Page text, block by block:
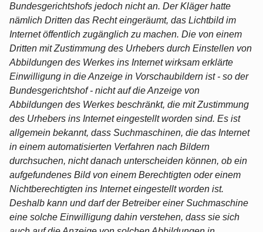
Bundesgerichtshofs jedoch nicht an. Der Kläger hatte
nämlich Dritten das Recht eingeräumt, das Lichtbild im
Internet öffentlich zugänglich zu machen. Die von einem
Dritten mit Zustimmung des Urhebers durch Einstellen von
Abbildungen des Werkes ins Internet wirksam erklärte
Einwilligung in die Anzeige in Vorschaubildern ist - so der
Bundesgerichtshof - nicht auf die Anzeige von
Abbildungen des Werkes beschränkt, die mit Zustimmung
des Urhebers ins Internet eingestellt worden sind. Es ist
allgemein bekannt, dass Suchmaschinen, die das Internet
in einem automatisierten Verfahren nach Bildern
durchsuchen, nicht danach unterscheiden können, ob ein
aufgefundenes Bild von einem Berechtigten oder einem
Nichtberechtigten ins Internet eingestellt worden ist.
Deshalb kann und darf der Betreiber einer Suchmaschine
eine solche Einwilligung dahin verstehen, dass sie sich